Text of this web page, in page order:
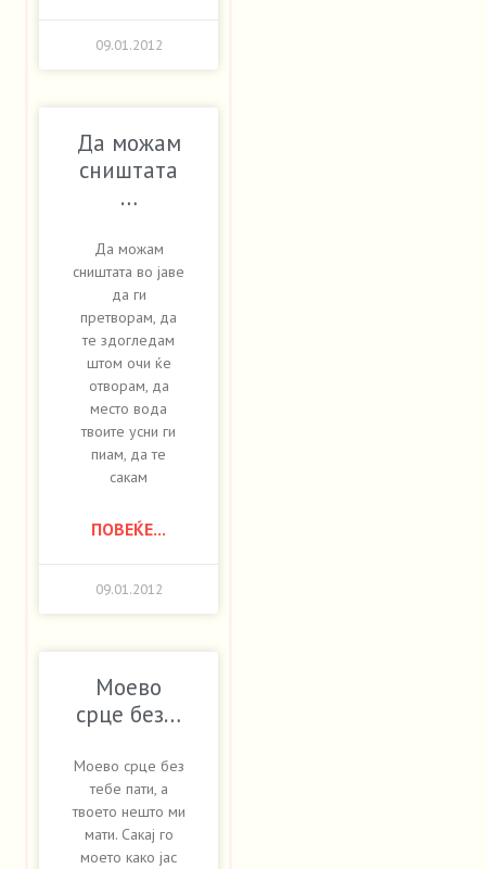
09.01.2012
Да можам
сништата
…
Да можам
сништата во јаве
да ги
претворам, да
те здогледам
штом очи ќе
отворам, да
место вода
твоите усни ги
пиам, да те
сакам
ПОВЕЌЕ...
09.01.2012
Моево
срце без…
Моево срце без
тебе пати, а
твоето нешто ми
мати. Сакај го
моето како јас